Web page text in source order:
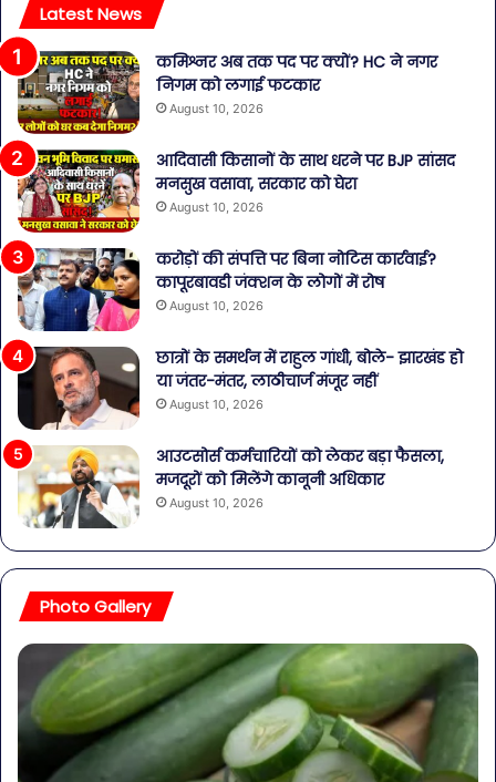
Latest News
कमिश्नर अब तक पद पर क्यों? HC ने नगर
निगम को लगाई फटकार
August 10, 2026
आदिवासी किसानों के साथ धरने पर BJP सांसद
मनसुख वसावा, सरकार को घेरा
August 10, 2026
करोड़ों की संपत्ति पर बिना नोटिस कार्रवाई?
कापूरबावडी जंक्शन के लोगों में रोष
August 10, 2026
छात्रों के समर्थन में राहुल गांधी, बोले- झारखंड हो
या जंतर-मंतर, लाठीचार्ज मंजूर नहीं
August 10, 2026
आउटसोर्स कर्मचारियों को लेकर बड़ा फैसला,
मजदूरों को मिलेंगे कानूनी अधिकार
August 10, 2026
Photo Gallery
पेट
समस्याओं